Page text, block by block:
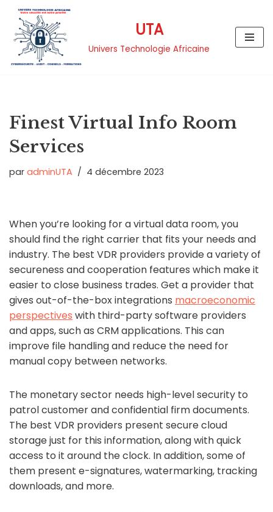
Aller
contenu
UTA
Univers Technologie Africaine
Finest Virtual Info Room
Services
par adminUTA 4 décembre 2023
When you’re looking for a virtual data room, you
should find the right carrier that fits your needs and
industry. The best VDR providers provide a variety of
secureness and cooperation features which make it
easier to close business trades. Get a provider that
gives out-of-the-box integrations macroeconomic
perspectives with third-party software providers
and apps, such as CRM applications. This can
improve file handling and reduce the need for
manual copy between networks.
The monetary sector needs high-level security to
patrol customer and confidential firm documents.
The best VDR providers present secure cloud
storage just for this information, along with quick
access to it around the clock. In addition, some of
them present e-signatures, watermarking, tracking
downloads, and more.